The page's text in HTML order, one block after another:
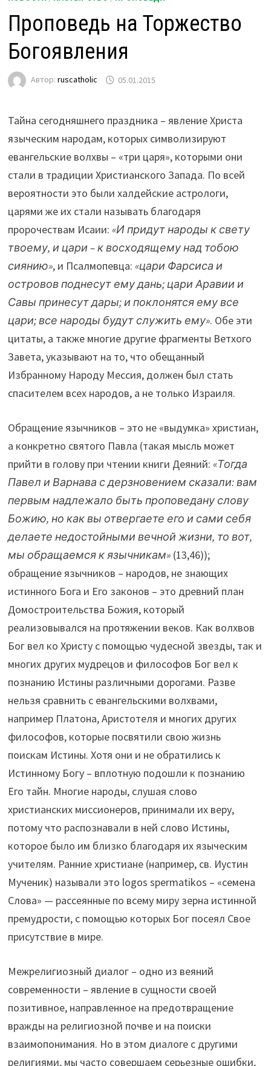
Проповедь на Торжество
Богоявления
Автор:ruscatholic 05.01.2015
Тайна сегодняшнего праздника – явление Христа
языческим народам, которых символизируют
евангельские волхвы – «три царя», которыми они
стали в традиции Христианского Запада. По всей
вероятности это были халдейские астрологи,
царями же их стали называть благодаря
пророчествам Исаии:«И придут народы к свету
твоему, и цари – к восходящему над тобою
сиянию», и Псалмопевца:«цари Фарсиса и
островов поднесут ему дань; цари Аравии и
Савы принесут дары; и поклонятся ему все
цари; все народы будут служить ему». Обе эти
цитаты, а также многие другие фрагменты Ветхого
Завета, указывают на то, что обещанный
Избранному Народу Мессия, должен был стать
спасителем всех народов, а не только Израиля.
Обращение язычников – это не «выдумка» христиан,
а конкретно святого Павла (такая мысль может
прийти в голову при чтении книги Деяний:«Тогда
Павел и Варнава с дерзновением сказали: вам
первым надлежало быть проповедану слову
Божию, но как вы отвергаете его и сами себя
делаете недостойными вечной жизни, то вот,
мы обращаемся к язычникам» (13,46));
обращение язычников – народов, не знающих
истинного Бога и Его законов – это древний план
Домостроительства Божия, который
реализовывался на протяжении веков. Как волхвов
Бог вел ко Христу с помощью чудесной звезды, так и
многих других мудрецов и философов Бог вел к
познанию Истины различными дорогами. Разве
нельзя сравнить с евангельскими волхвами,
например Платона, Аристотеля и многих других
философов, которые посвятили свою жизнь
поискам Истины. Хотя они и не обратились к
Истинному Богу – вплотную подошли к познанию
Его тайн. Многие народы, слушая слово
христианских миссионеров, принимали их веру,
потому что распознавали в ней слово Истины,
которое было им близко благодаря их языческим
учителям. Ранние христиане (например, св. Иустин
Мученик) называли это logos spermatikos – «семена
Слова» — рассеянные по всему миру зерна истинной
премудрости, с помощью которых Бог посеял Свое
присутствие в мире.
Межрелигиозный диалог – одно из веяний
современности – явление в сущности своей
позитивное, направленное на предотвращение
вражды на религиозной почве и на поиски
взаимопонимания. Но в этом диалоге с другими
религиями, мы часто совершаем серьезные ошибки,